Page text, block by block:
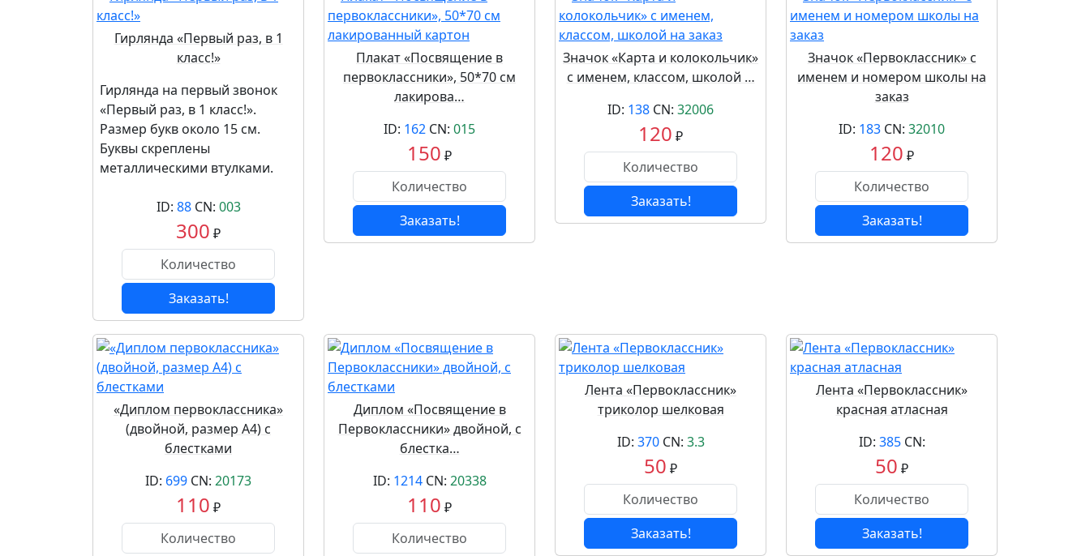
Гирлянда «Первый раз, в 1
класс!»
Гирлянда на первый звонок
«Первый раз, в 1 класс!».
Размер букв около 15 см.
Буквы скреплены
металлическими втулками.
ID: 88CN: 003
300 ₽
Заказать!
Плакат «Посвящение в
первоклассники», 50*70 см
лакирова…
ID: 162 CN: 015
150 ₽
Заказать!
Значок «Карта и колокольчик»
с именем, классом, школой …
ID: 138 CN: 32006
120 ₽
Заказать!
Значок «Первоклассник» с
именем и номером школы на
заказ
ID: 183 CN: 32010
120 ₽
Заказать!
«Диплом первоклассника»
(двойной, размер А4) с
блестками
ID: 699 CN: 20173
110 ₽
Диплом «Посвящение в
Первоклассники» двойной, с
блестка…
ID: 1214CN: 20338
110 ₽
Лента «Первоклассник»
триколор шелковая
ID: 370CN: 3.3
50 ₽
Заказать!
Лента «Первоклассник»
красная атласная
ID: 385CN:
50 ₽
Заказать!